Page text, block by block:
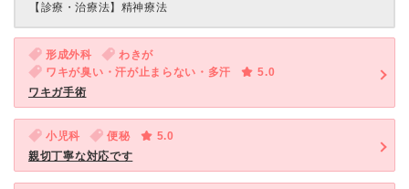
【診療・治療法】 精神療法
形成外科
わきが
ワキが臭い・汗が止まらない・多汗
5.0
ワキガ手術
小児科 便秘
5.0
親切丁寧な対応です